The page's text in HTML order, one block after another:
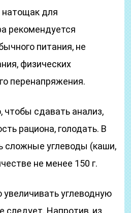
натощак для
рекомендуется
питания, не
физических
перенапряжения.
чтобы сдавать анализ,
рациона, голодать. В
углеводы (каши,
не менее 150 г.
углеводную
следует. Напротив, из